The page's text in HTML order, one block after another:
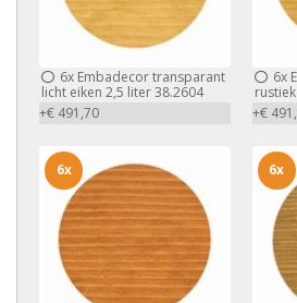
6x Embadecor transparant
licht eiken 2,5 liter 38.2604
+€ 491,70
6x
+€
6x 6x